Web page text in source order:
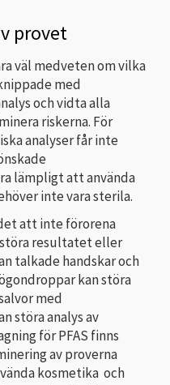
provet
väl medveten om vilka
med
och vidta alla
riskerna. För
analyser får inte
lämpligt att använda
inte vara sterila.
att inte förorena
resultatet eller
talkade handskar och
kan störa
med
störa analys av
för PFAS finns
av proverna
kosmetika och